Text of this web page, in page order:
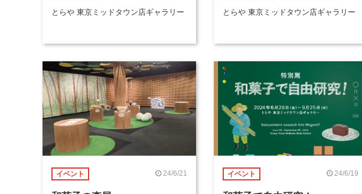
とらや 東京ミッドタウン店ギャラリー とらや 東京ミッドタウン店ギャラリー
イベント 24/6/21 イベント 24/6/19